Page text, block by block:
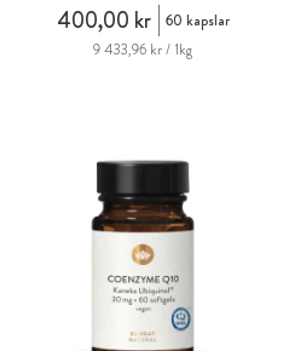
400,00 kr
60 kapslar
9 433,96 kr / 1kg